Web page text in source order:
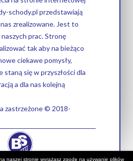
schody.pl przedstawiają
zrealizowane. Jest to
prac. Stronę
tak aby na bieżąco
ciekawe pomysły,
staną się w przyszłości dla
a dla nas kolejną
zastrzeżone © 2018-
naszej stronie wyrażasz zgodę na używanie plików